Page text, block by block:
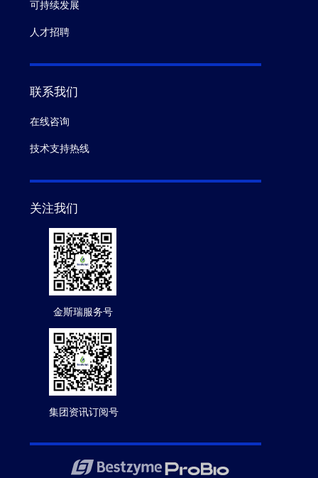
可持续发展
人才招聘
联系我们
在线咨询
技术支持热线
关注我们
金斯瑞服务号
集团资讯订阅号